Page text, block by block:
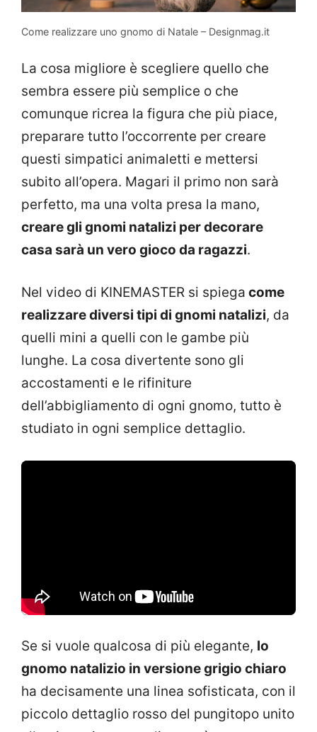
Come realizzare uno gnomo di Natale – Designmag.it
La cosa migliore è scegliere quello che
sembra essere più semplice o che
comunque ricrea la figura che più piace,
preparare tutto l’occorrente per creare
questi simpatici animaletti e mettersi
subito all’opera. Magari il primo non sarà
perfetto, ma una volta presa la mano,
creare gli gnomi natalizi per decorare
casa sarà un vero gioco da ragazzi.
Nel video di KINEMASTER si spiega come
realizzare diversi tipi di gnomi natalizi, da
quelli mini a quelli con le gambe più
lunghe. La cosa divertente sono gli
accostamenti e le rifiniture
dell’abbigliamento di ogni gnomo, tutto è
studiato in ogni semplice dettaglio.
Se si vuole qualcosa di più elegante, lo
gnomo natalizio in versione grigio chiaro
ha decisamente una linea sofisticata, con il
piccolo dettaglio rosso del pungitopo unito